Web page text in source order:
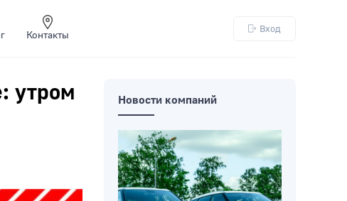
Контакты
Вход
утром
Новости компаний